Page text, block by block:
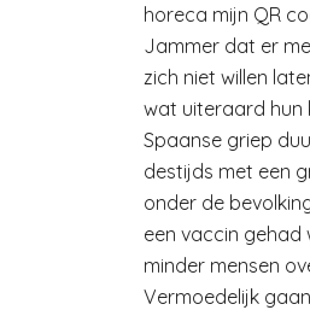
horeca mijn QR
Jammer dat er
zich niet willen
wat uiteraard hun
Spaanse griep
destijds met een
onder de
een vaccin gehad
minder mensen
Vermoedelijk